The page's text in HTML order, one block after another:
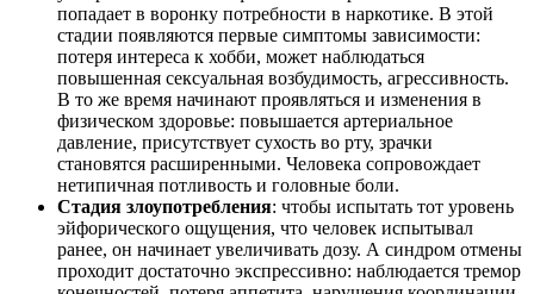
попадает в воронку потребности в наркотике. В этой
стадии появляются первые симптомы зависимости:
потеря интереса к хобби, может наблюдаться
повышенная сексуальная возбудимость, агрессивность.
В то же время начинают проявляться и изменения в
физическом здоровье: повышается артериальное
давление, присутствует сухость во рту, зрачки
становятся расширенными. Человека сопровождает
нетипичная потливость и головные боли.
Стадия злоупотребления: чтобы испытать тот уровень
эйфорического ощущения, что человек испытывал
ранее, он начинает увеличивать дозу. А синдром отмены
проходит достаточно экспрессивно: наблюдается тремор